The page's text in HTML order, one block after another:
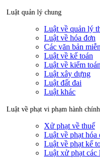
Luật quản lý chung
Luật về quản lý
Luật về hóa đơn
Các văn bản
Luật về kế toán
Luật về kiểm toán
Luật xây dựng
Luật đất đai
Luật khác
Luật về phạt vi phạm hành chính
Xử phạt về thuế
Luật về phạt hóa
Luật về phạt kế
Luật xử phạt các